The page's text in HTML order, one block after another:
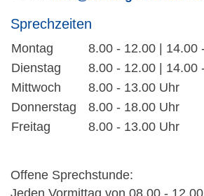
Sprechzeiten
Montag
8.00 - 12.00 | 14.00
Dienstag
8.00 - 12.00 | 14.00
Mittwoch
8.00 - 13.00 Uhr
Donnerstag 8.00 - 18.00 Uhr
Freitag
8.00 - 13.00 Uhr
Offene Sprechstunde:
Jeden Vormittag von 08.00 -